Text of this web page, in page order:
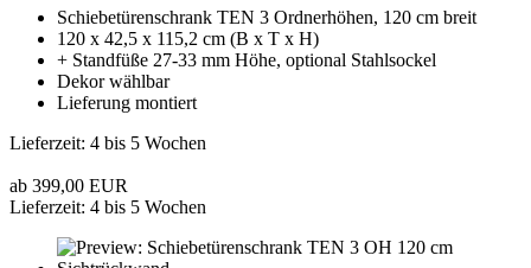
Schiebetürenschrank TEN 3 Ordnerhöhen, 120 cm breit
120 x 42,5 x 115,2 cm (B x T x H)
+ Standfüße 27-33 mm Höhe, optional Stahlsockel
Dekor wählbar
Lieferung montiert
Lieferzeit: 4 bis 5 Wochen
ab 399,00 EUR
Lieferzeit: 4 bis 5 Wochen